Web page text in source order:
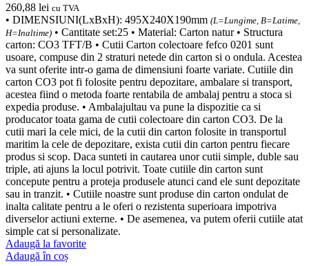
260,88 lei cu TVA
• DIMENSIUNI(LxBxH): 495X240X190mm (L=Lungime, B=Latime,
H=Inaltime) • Cantitate set:25 • Material: Carton natur • Structura
carton: CO3 TFT/B • Cutii Carton colectoare fefco 0201 sunt
usoare, compuse din 2 straturi netede din carton si o ondula. Acestea
va sunt oferite intr-o gama de dimensiuni foarte variate. Cutiile din
carton CO3 pot fi folosite pentru depozitare, ambalare si transport,
acestea fiind o metoda foarte rentabila de ambalaj pentru a stoca si
expedia produse. • Ambalajultau va pune la dispozitie ca si
producator toata gama de cutii colectoare din carton CO3. De la
cutii mari la cele mici, de la cutii din carton folosite in transportul
maritim la cele de depozitare, exista cutii din carton pentru fiecare
produs si scop. Daca sunteti in cautarea unor cutii simple, duble sau
triple, ati ajuns la locul potrivit. Toate cutiile din carton sunt
concepute pentru a proteja produsele atunci cand ele sunt depozitate
sau in tranzit. • Cutiile noastre sunt produse din carton ondulat de
inalta calitate pentru a le oferi o rezistenta superioara impotriva
diverselor actiuni externe. • De asemenea, va putem oferii cutiile atat
simple cat si personalizate.
Adaugă la favorite
Adaugă în coș